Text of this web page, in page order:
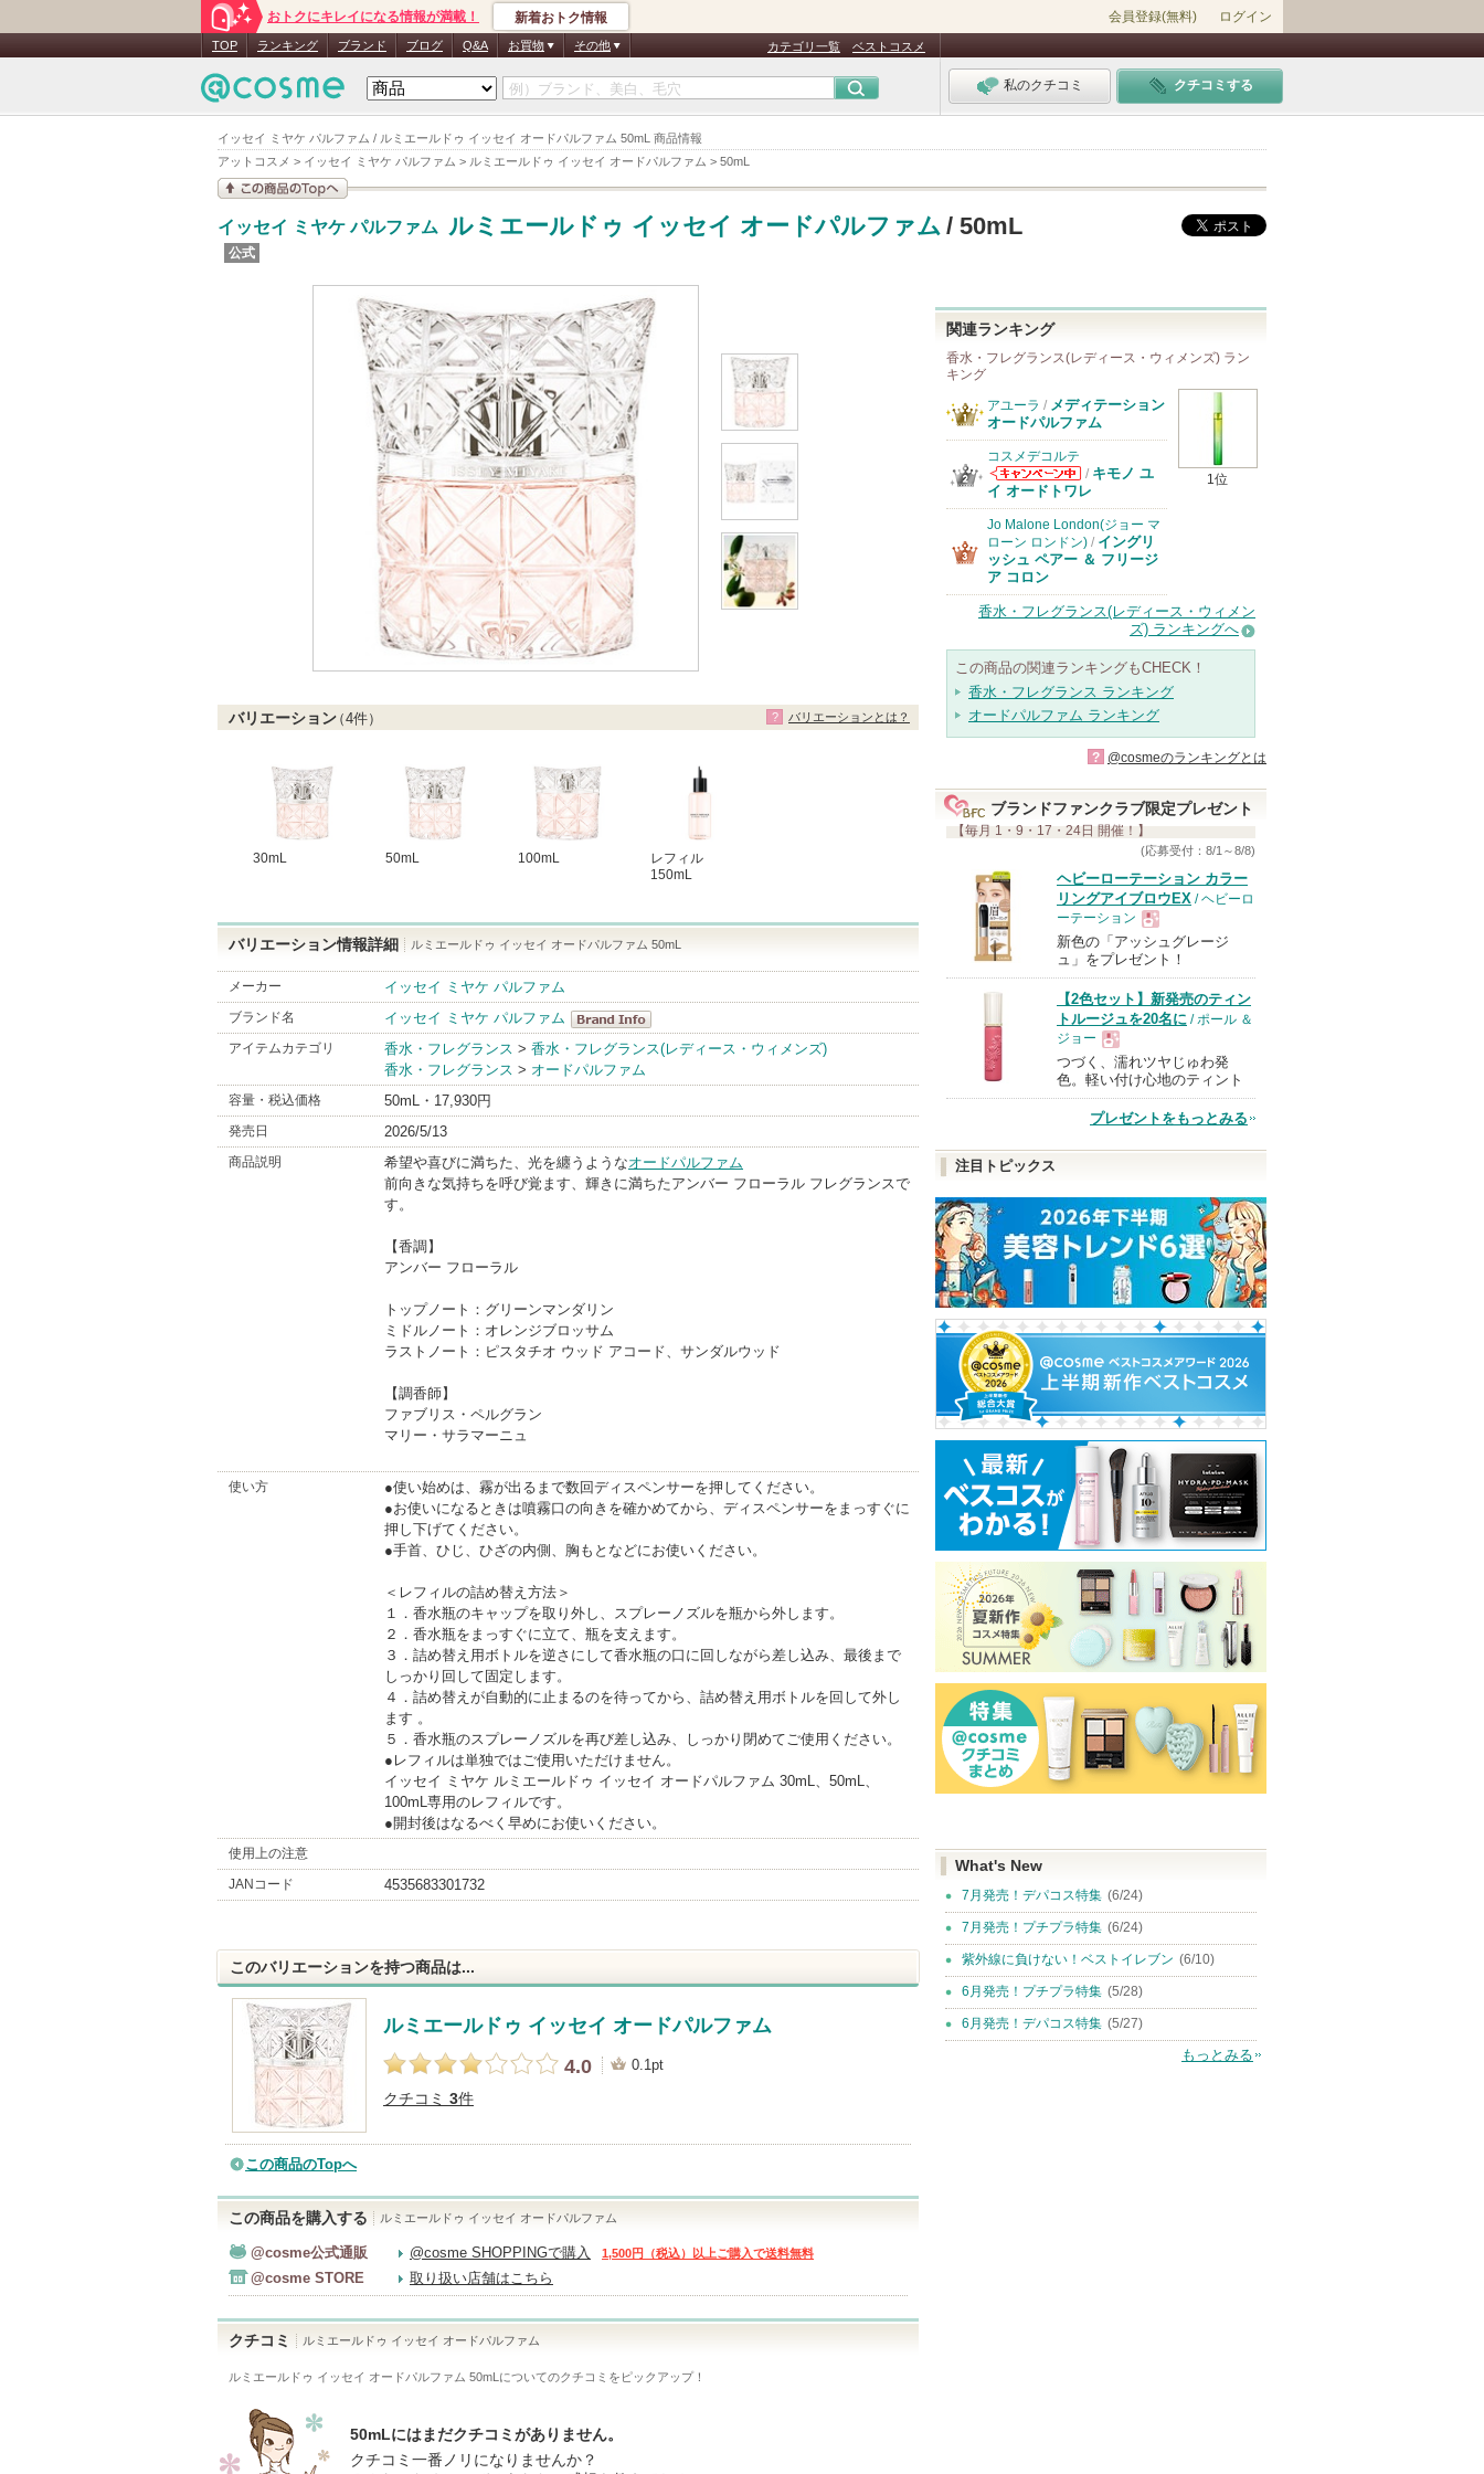
イッセイ ミヤケ パルファム / ルミエールドゥ イッセイ オードパルファム 50mL 商品情報
アットコスメ > イッセイ ミヤケ パルファム > ルミエールドゥ イッセイ オードパルファム > 50mL
おトクにキレイになる情報が満載！ 新着おトク情報 会員登録(無料) ログイン
TOP ランキング ブランド ブログ Q&A お買物 その他 カテゴリ一覧 ベストコスメ
私のクチコミ クチコミする
る
イッセイ ミヤケ パルファム ルミエールドゥ イッセイ オードパルファム / 50mL
公式
バリエーション（4件）
30mL 50mL 100mL
レフィル
150mL
バリエーションとは？
バリエーション情報詳細 ルミエールドゥ イッセイ オードパルファム 50mL
メーカー イッセイ ミヤケ パルファム
ブランド名
イッセイ ミヤケ パルファム
イッセイ ミヤ
ケ パルファム
アイテムカテゴリ 香水・フレグランス > 香水・フレグランス(レディース・ウィメンズ)
香水・フレグランス > オードパルファム
容量・税込価格 50mL・17,930円
発売日 2026/5/13
商品説明 希望や喜びに満ちた、光を纏うようなオードパルファム
前向きな気持ちを呼び覚ます、輝きに満ちたアンバー フローラル フレグランスで
す。
【香調】
アンバー フローラル
トップノート：グリーンマンダリン
ミドルノート：オレンジブロッサム
ラストノート：ピスタチオ ウッド アコード、サンダルウッド
【調香師】
ファブリス・ペルグラン
マリー・サラマーニュ
使い方
●使い始めは、霧が出るまで数回ディスペンサーを押してください。
●お使いになるときは噴霧口の向きを確かめてから、ディスペンサーをまっすぐに
押し下げてください。
●手首、ひじ、ひざの内側、胸もとなどにお使いください。
＜レフィルの詰め替え方法＞
１．香水瓶のキャップを取り外し、スプレーノズルを瓶から外します。
２．香水瓶をまっすぐに立て、瓶を支えます。
３．詰め替え用ボトルを逆さにして香水瓶の口に回しながら差し込み、最後まで
しっかり回して固定します。
４．詰め替えが自動的に止まるのを待ってから、詰め替え用ボトルを回して外し
ます 。
５．香水瓶のスプレーノズルを再び差し込み、しっかり閉めてご使用ください。
●レフィルは単独ではご使用いただけません。
イッセイ ミヤケ ルミエールドゥ イッセイ オードパルファム 30mL、50mL、
100mL専用のレフィルです。
●開封後はなるべく早めにお使いください。
使用上の注意
JANコード
4535683301732
このバリエーションを持つ商品は...
ルミエールドゥ イッセイ オードパルファム
4.0
0.1pt
クチコミ 3件
この商品のTopへ
この商品を購入する ルミエールドゥ イッセイ オードパルファム
@cosme公式通販 @cosme SHOPPINGで購入 1,500円（税込）以上ご購入で送料無料
@cosme STORE 取り扱い店舗はこちら
クチコミ ルミエールドゥ イッセイ オードパルファム
ルミエールドゥ イッセイ オードパルファム 50mL についてのクチコミをピックアップ！
50mLにはまだクチコミがありません。
クチコミ一番ノリになりませんか？
関連ランキング
香水・フレグランス(レディース・ウィメンズ) ラン
キング
1位
アユーラ / メディテーション
オードパルファム
コスメデコルテ
コスメデコルテ
からのお知らせ
があります
/ キモノ ユ
イ オードトワレ
Jo Malone London(ジョー マ
ローン ロンドン) / イングリ
ッシュ ペアー ＆ フリージ
ア コロン
香水・フレグランス(レディース・ウィメン
ズ) ランキングへ
この商品の関連ランキングもCHECK！
香水・フレグランス ランキング
オードパルファム ランキング
? @cosmeのランキングとは
ブランドファンクラブ限定プレゼント
【毎月 1・9・17・24日 開催！】
(応募受付：8/1～8/8)
ヘビーローテーション カラー
リングアイブロウEX / ヘビーロ
ーテーション
現
品
新色の「アッシュグレージ
ュ」をプレゼント！
【2色セット】新発売のティン
トルージュを20名に / ポール ＆
ジョー
現
品
つづく、濡れツヤじゅわ発
色。軽い付け心地のティント
プレゼントをもっとみる
注目トピックス
What's New
7月発売！デパコス特集 (6/24)
7月発売！プチプラ特集 (6/24)
紫外線に負けない！ベストイレブン (6/10)
6月発売！プチプラ特集 (5/28)
6月発売！デパコス特集 (5/27)
もっとみる